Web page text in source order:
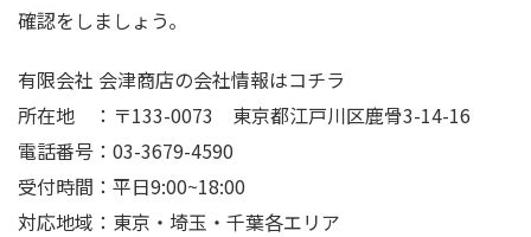
確認をしましょう。
有限会社 会津商店の会社情報はコチラ
所在地 ：〒133-0073 東京都江戸川区鹿骨3-14-16
電話番号：03-3679-4590
受付時間：平日9:00~18:00
対応地域：東京・埼玉・千葉各エリア